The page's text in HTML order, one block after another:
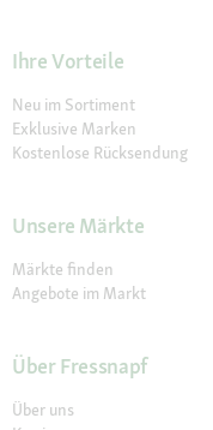
Ihre Vorteile
Neu im Sortiment
Exklusive Marken
Kostenlose Rücksendung
Unsere Märkte
Märkte finden
Angebote im Markt
Über Fressnapf
Über uns